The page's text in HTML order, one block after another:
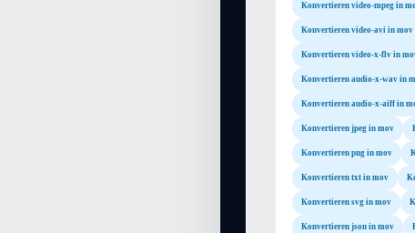
Konvertieren video-mpeg in
Konvertieren video-avi in mov
Konvertieren video-x-flv in
Konvertieren audio-x-wav in
Konvertieren audio-x-aiff in
Konvertieren jpeg in mov
Konvertieren png in mov
Konvertieren txt in mov
Konvertieren svg in mov
Konvertieren json in mov